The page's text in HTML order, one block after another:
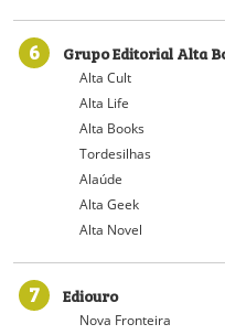
6 Grupo Editorial Alta
Alta Cult
Alta Life
Alta Books
Tordesilhas
Alaúde
Alta Geek
Alta Novel
7 Ediouro
Nova Fronteira